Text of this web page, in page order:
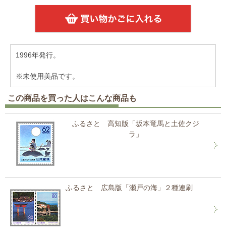
1996年発行。
※未使用美品です。
この商品を買った人はこんな商品も
ふるさと 高知版「坂本竜馬と土佐クジ
ラ」
ふるさと 広島版「瀬戸の海」２種連刷